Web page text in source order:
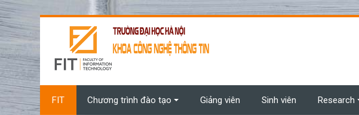
Chuyển tới nội dung chính
FIT Chương trình đào tạo Giảng viên Sinh viên Research